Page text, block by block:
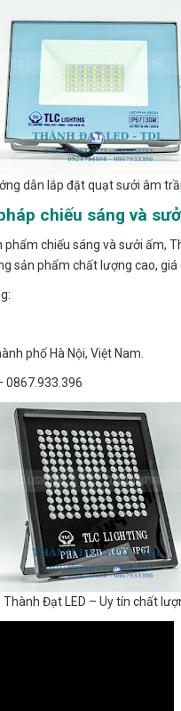
dẫn lắp đặt quạt sưởi âm
chiếu sáng và
chiếu sáng và sưởi ấm,
sản phẩm chất lượng cao,
phố Hà Nội, Việt Nam.
0867.933.396
Thành Đạt LED – Uy tín chất